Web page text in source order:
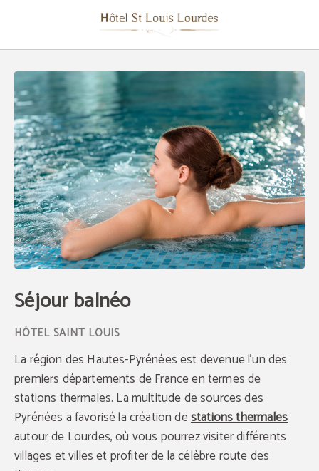
Séjour balnéo
La région des Hautes-Pyrénées est devenue l’un des
premiers départements de France en termes de
stations thermales. La multitude de sources des
Pyrénées a favorisé la création destations thermales
autour de Lourdes, où vous pourrez visiter différents
villages et villes et profiter de la célèbre route des